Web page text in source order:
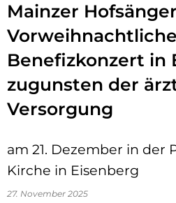
Mainzer
Benefizkonzert in
zugunsten der
Versorgung
am 21. Dezember in der
Kirche in Eisenberg
27. November 2025